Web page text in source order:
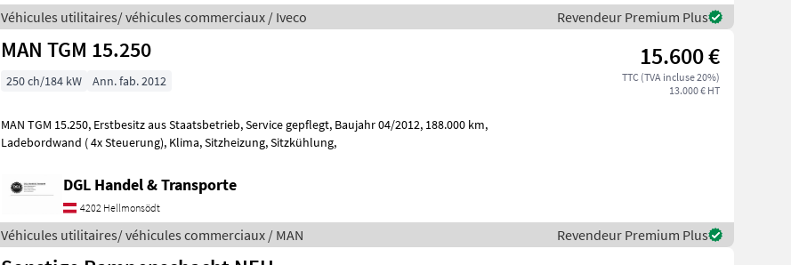
Véhicules utilitaires/ véhicules commerciaux / Iveco Revendeur Premium Plus
MAN TGM 15.250 15.600 €
TTC (TVA incluse 20%)
13.000 € HT
250 ch/184 kW Ann. fab. 2012
MAN TGM 15.250, Erstbesitz aus Staatsbetrieb, Service gepflegt, Baujahr 04/2012, 188.000 km,
Ladebordwand ( 4x Steuerung), Klima, Sitzheizung, Sitzkühlung,
DGL Handel & Transporte
4202 Hellmonsödt
Véhicules utilitaires/ véhicules commerciaux / MAN Revendeur Premium Plus